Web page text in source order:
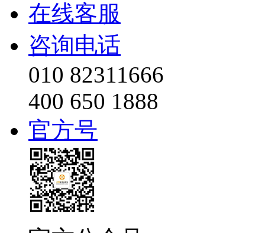
在线客服
咨询电话
010 82311666
400 650 1888
官方号